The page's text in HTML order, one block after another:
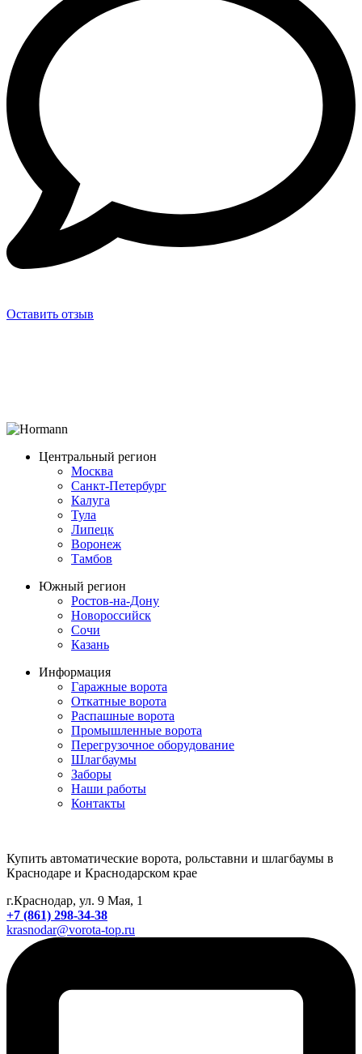
Оставить отзыв
Центральный регион
Москва
Санкт-Петербург
Калуга
Тула
Липецк
Воронеж
Тамбов
Южный регион
Ростов-на-Дону
Новороссийск
Сочи
Казань
Информация
Гаражные ворота
Откатные ворота
Распашные ворота
Промышленные ворота
Перегрузочное оборудование
Шлагбаумы
Заборы
Наши работы
Контакты
Купить автоматические ворота, рольставни и шлагбаумы в
Краснодаре и Краснодарском крае
г.Краснодар, ул. 9 Мая, 1
+7 (861) 298-34-38
krasnodar@vorota-top.ru